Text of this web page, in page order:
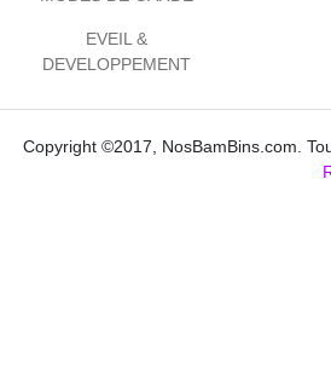
EVEIL &
DEVELOPPEMENT
Copyright ©2017, NosBamBins.com.